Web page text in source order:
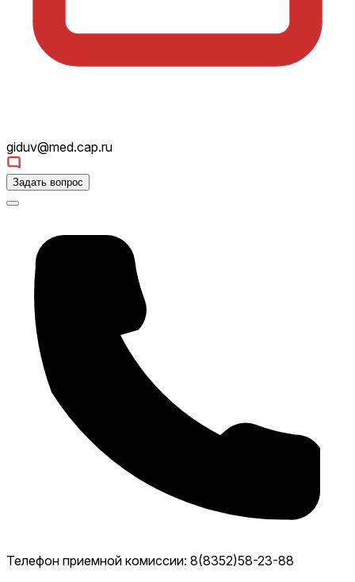
giduv@med.cap.ru
Задать вопрос
Телефон приемной комиссии: 8(8352)58-23-88